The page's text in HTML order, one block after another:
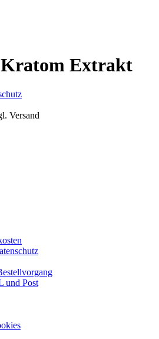
Kratom Extrakt
Versand
und Post